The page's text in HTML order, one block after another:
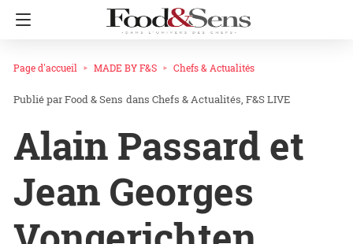
Page d'accueil MADE BY F&S Chefs & Actualités
Food & Sens dans Chefs & Actualités F&S LIVE
Alain Passard et
Jean Georges